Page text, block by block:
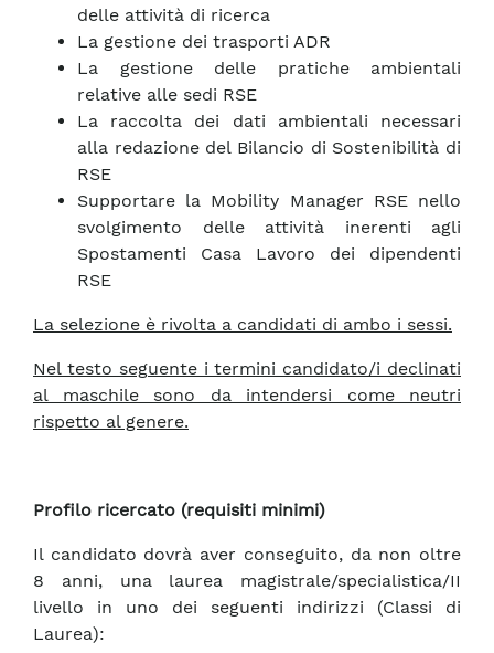
delle attività di ricerca
La gestione dei trasporti ADR
La gestione delle pratiche ambientali
relative alle sedi RSE
La raccolta dei dati ambientali necessari
alla redazione del Bilancio di Sostenibilità di
RSE
Supportare la Mobility Manager RSE nello
svolgimento delle attività inerenti agli
Spostamenti Casa Lavoro dei dipendenti
RSE
La selezione è rivolta a candidati di ambo i sessi.
Nel testo seguente i termini candidato/i declinati
al maschile sono da intendersi come neutri
rispetto al genere.
Profilo ricercato (requisiti minimi)
Il candidato dovrà aver conseguito, da non oltre
8 anni, una laurea magistrale/specialistica/II
livello in uno dei seguenti indirizzi (Classi di
Laurea):